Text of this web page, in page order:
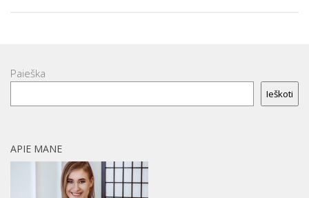
Paieška
Ieškoti
APIE MANE